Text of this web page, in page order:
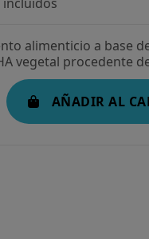
alimenticio a base
vegetal procedente
AÑADIR AL